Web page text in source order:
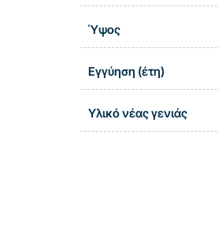
Ύψος
Εγγύηση (έτη)
Υλικό νέας γενιάς